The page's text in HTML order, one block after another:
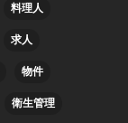
料理人
求人
物件
衛生管理